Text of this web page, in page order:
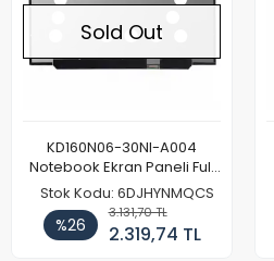
Sold Out
KD160N06-30NI-A004
Notebook Ekran Paneli Full
HD
Stok Kodu: 6DJHYNMQCS
%26
3.131,70 TL
2.319,74 TL